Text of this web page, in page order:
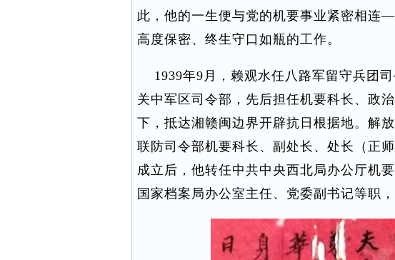
此，他的一生便与党的机要事业紧密相连
高度保密、终生守口如瓶的工作。
1939年9月，赖观水任八路军留守兵团
关中军区司令部，先后担任机要科长、政
下，抵达湘赣闽边界开辟抗日根据地。解
联防司令部机要科长、副处长、处长（正
成立后，他转任中共中央西北局办公厅机
国家档案局办公室主任、党委副书记等职，